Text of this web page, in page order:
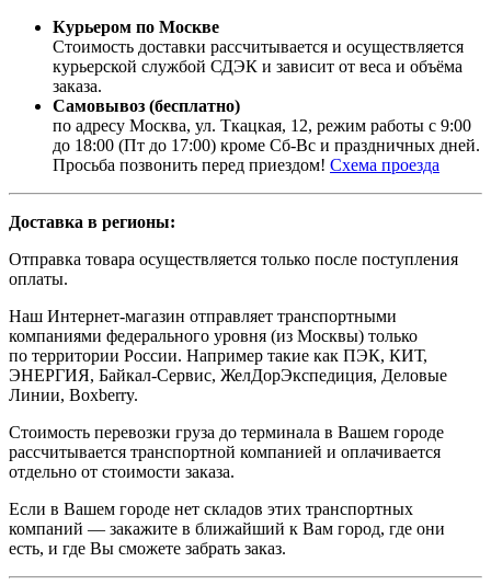
Курьером по Москве
Стоимость доставки рассчитывается и осуществляется
курьерской службой СДЭК и зависит от веса и объёма
заказа.
Самовывоз (бесплатно)
по адресу Москва, ул. Ткацкая, 12, режим работы с 9:00
до 18:00 (Пт до 17:00) кроме Сб-Вс и праздничных дней.
Просьба позвонить перед приездом! Схема проезда
Доставка в регионы:
Отправка товара осуществляется только после поступления
оплаты.
Наш Интернет-магазин отправляет транспортными
компаниями федерального уровня (из Москвы) только
по территории России. Например такие как ПЭК, КИТ,
ЭНЕРГИЯ, Байкал-Сервис, ЖелДорЭкспедиция, Деловые
Линии, Boxberry.
Стоимость перевозки груза до терминала в Вашем городе
рассчитывается транспортной компанией и оплачивается
отдельно от стоимости заказа.
Если в Вашем городе нет складов этих транспортных
компаний — закажите в ближайший к Вам город, где они
есть, и где Вы сможете забрать заказ.